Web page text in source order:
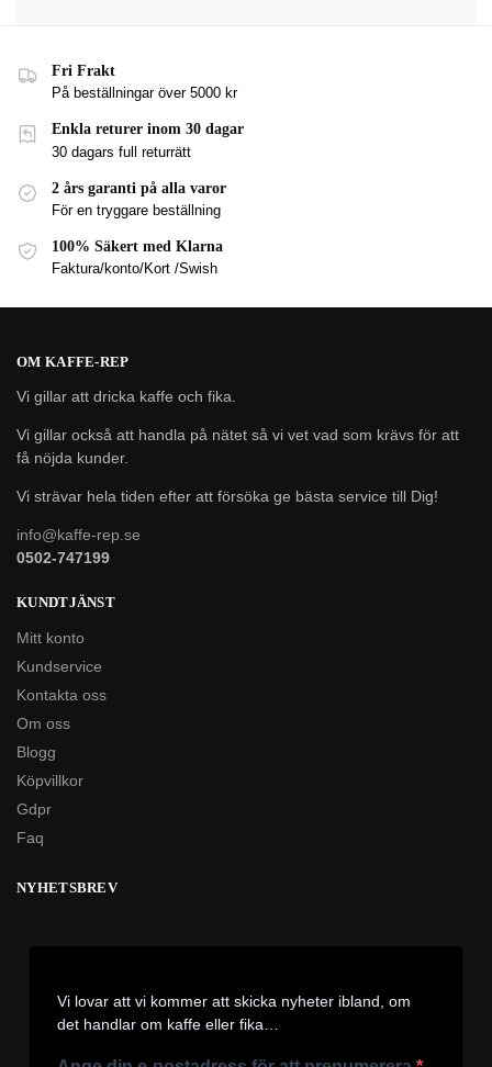
Fri Frakt
På beställningar över 5000 kr
Enkla returer inom 30 dagar
30 dagars full returrätt
2 års garanti på alla varor
För en tryggare beställning
100% Säkert med Klarna
Faktura/konto/Kort /Swish
OM KAFFE-REP
Vi gillar att dricka kaffe och fika.
Vi gillar också att handla på nätet så vi vet vad som krävs för att
få nöjda kunder.
Vi strävar hela tiden efter att försöka ge bästa service till Dig!
info@kaffe-rep.se
0502-747199
KUNDTJÄNST
Mitt konto
Kundservice
Kontakta oss
Om oss
Blogg
Köpvillkor
Gdpr
Faq
NYHETSBREV
Vi lovar att vi kommer att skicka nyheter ibland, om
det handlar om kaffe eller fika…